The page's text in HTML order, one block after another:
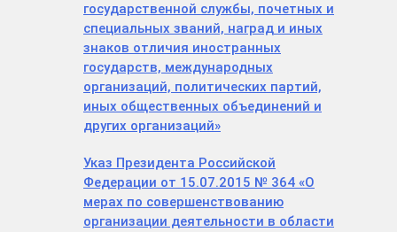
государственной службы, почетных и
специальных званий, наград и иных
знаков отличия иностранных
государств, международных
организаций, политических партий,
иных общественных объединений и
других организаций»
Указ Президента Российской
Федерации от 15.07.2015 № 364 «О
мерах по совершенствованию
организации деятельности в области